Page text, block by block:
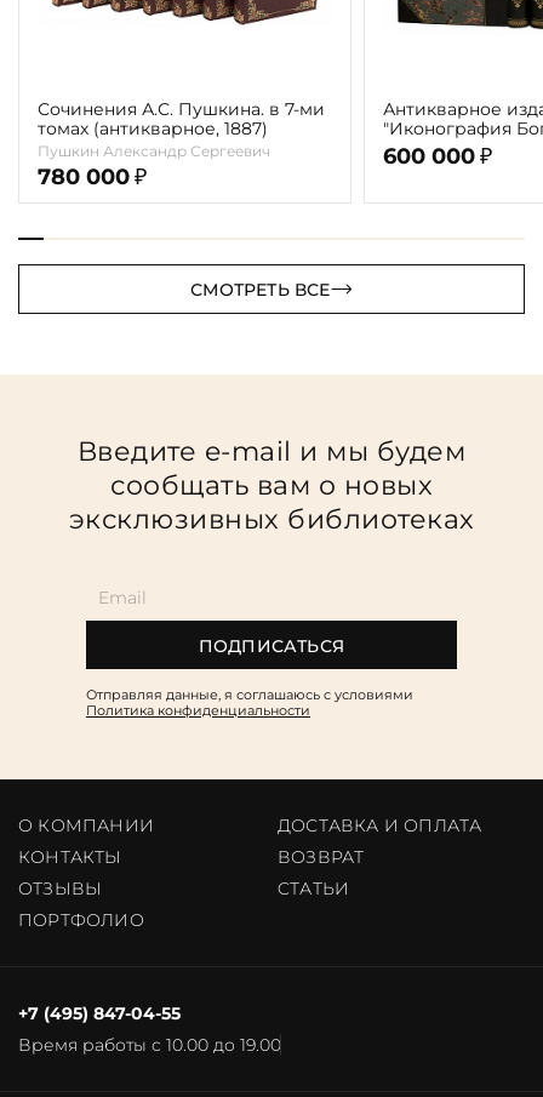
Сочинения А.С. Пушкина. в 7-ми
томах (антикварное, 1887)
Пушкин Александр Сергеевич
780 000 ₽
Антикварное
"Иконография
г. (в 2-х томах с
автора)
600 000 ₽
СМОТРЕТЬ ВСЕ
Введите e-mail и мы будем
сообщать вам о новых
эксклюзивных библиотеках
ПОДПИСАТЬСЯ
Отправляя данные, я соглашаюсь c условиями
Политика конфиденциальности
О КОМПАНИИ
ДОСТАВКА И ОПЛАТА
КОНТАКТЫ
ВОЗВРАТ
ОТЗЫВЫ
CТАТЬИ
ПОРТФОЛИО
Время работы с 10.00 до 19.00
+7 (495) 847-04-55